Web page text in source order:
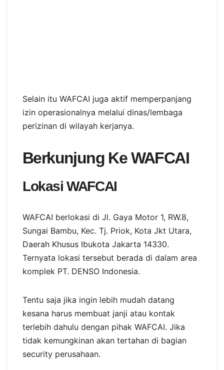
Selain itu WAFCAI juga aktif memperpanjang
izin operasionalnya melalui dinas/lembaga
perizinan di wilayah kerjanya.
Berkunjung Ke WAFCAI
Lokasi WAFCAI
WAFCAI berlokasi di Jl. Gaya Motor 1, RW.8,
Sungai Bambu, Kec. Tj. Priok, Kota Jkt Utara,
Daerah Khusus Ibukota Jakarta 14330.
Ternyata lokasi tersebut berada di dalam area
komplek PT. DENSO Indonesia.
Tentu saja jika ingin lebih mudah datang
kesana harus membuat janji atau kontak
terlebih dahulu dengan pihak WAFCAI. Jika
tidak kemungkinan akan tertahan di bagian
security perusahaan.